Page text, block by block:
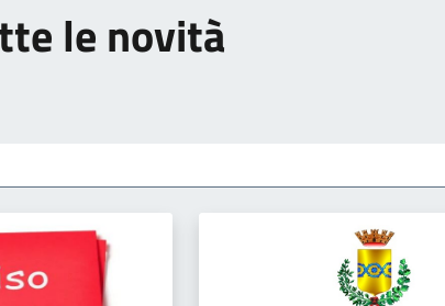
le novità